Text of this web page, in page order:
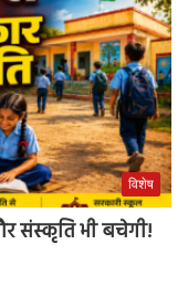
विशेष
संस्कृति भी बचेगी!